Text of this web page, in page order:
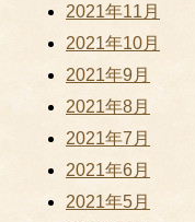
2021年11月
2021年10月
2021年9月
2021年8月
2021年7月
2021年6月
2021年5月